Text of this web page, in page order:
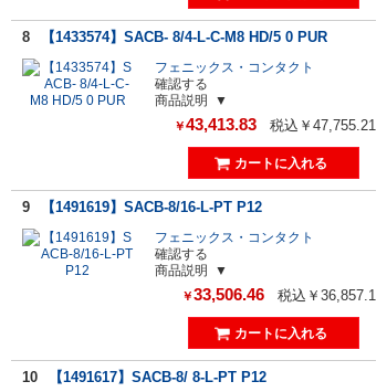
8 【1433574】SACB- 8/4-L-C-M8 HD/5 0 PUR
フェニックス・コンタクト
確認する
商品説明
￥43,413.83 税込￥47,755.21
9 【1491619】SACB-8/16-L-PT P12
フェニックス・コンタクト
確認する
商品説明
￥33,506.46 税込￥36,857.1
10 【1491617】SACB-8/ 8-L-PT P12